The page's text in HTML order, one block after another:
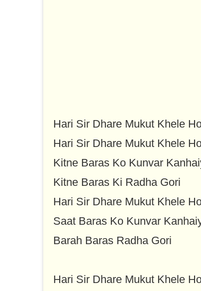
Hari Sir Dhare Mukut Khele
Hari Sir Dhare Mukut Khele
Kitne Baras Ko Kunvar
Kitne Baras Ki Radha Gori
Hari Sir Dhare Mukut Khele
Saat Baras Ko Kunvar
Barah Baras Radha Gori
Hari Sir Dhare Mukut Khele